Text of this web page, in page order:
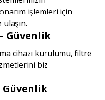
işlemleri için
Güvenlik
cihazı kurulumu, filtre
biz
Güvenlik